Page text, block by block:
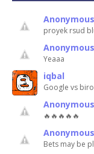
Anonymous
proyek rsud
Anonymous
Yeaaa
iqbal
Google vs
Anonymous
🔥🔥🔥🔥🔥
Anonymous
Bets may be